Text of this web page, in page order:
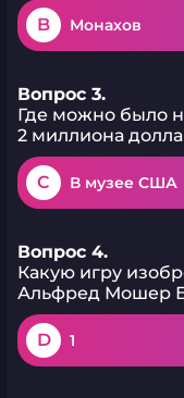
B Монахов
Вопрос 3.
Где можно было
2 миллиона
C В музее США
Вопрос 4.
Какую игру
Альфред Мошер
D 1